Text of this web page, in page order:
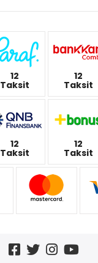
12
Taksit
12
Taksit
12
Taksit
12
Taksit